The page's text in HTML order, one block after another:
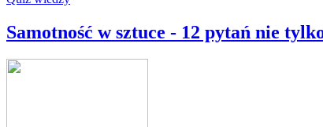
Samotność w sztuce - 12 pytań nie